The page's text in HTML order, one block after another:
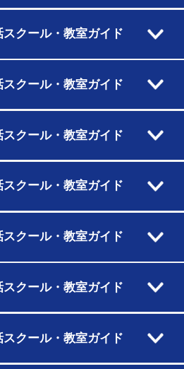
クール・教室ガイド
クール・教室ガイド
クール・教室ガイド
クール・教室ガイド
クール・教室ガイド
クール・教室ガイド
クール・教室ガイド